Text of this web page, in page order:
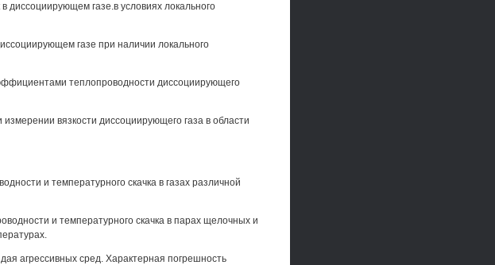
диссоциирующем газе.в условиях локального
газе при наличии локального
теплопроводности диссоциирующего
вязкости диссоциирующего газа в области
и температурного скачка в газах различной
и температурного скачка в парах щелочных и
агрессивных сред. Характерная погрешность